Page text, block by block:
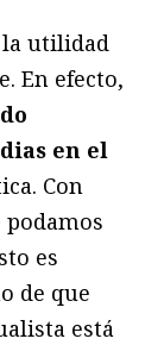
la utilidad
En efecto,
en el
Con
es
de que
está